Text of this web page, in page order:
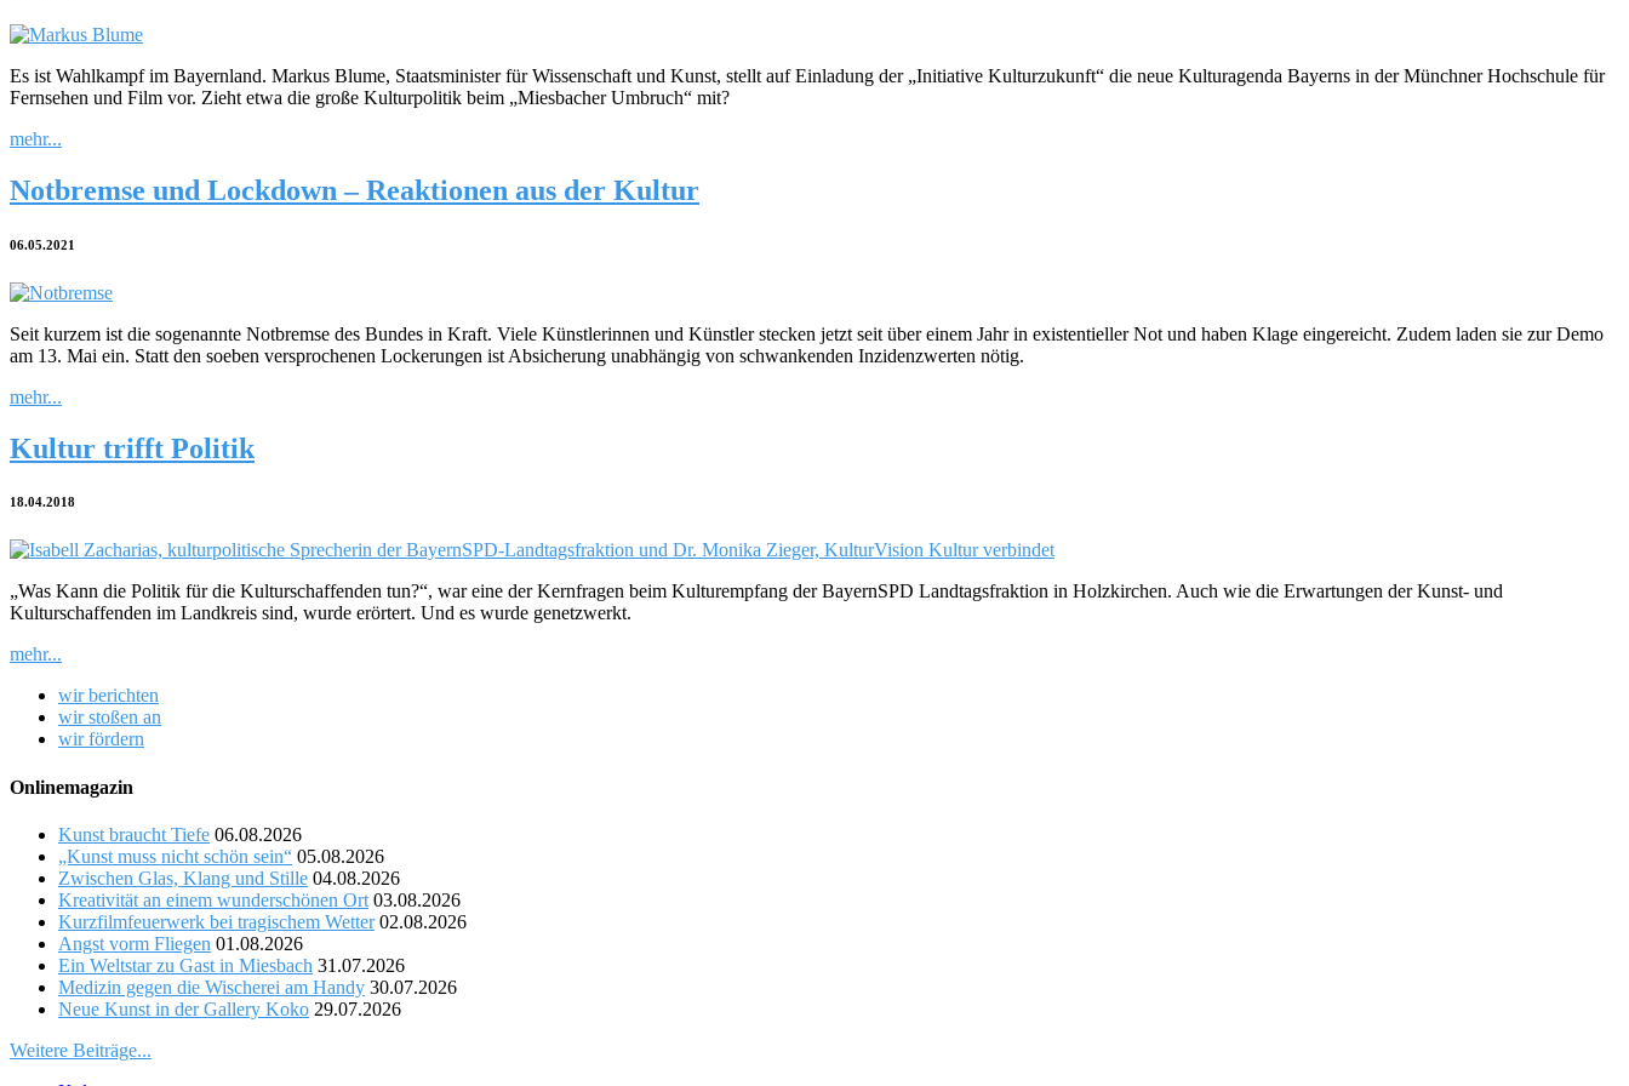
Es ist Wahlkampf im Bayernland. Markus Blume, Staatsminister für Wissenschaft und Kunst, stellt auf Einladung der „Initiative Kulturzukunft“ die neue Kulturagenda Bayerns in der Münchner Hochschule für
Fernsehen und Film vor. Zieht etwa die große Kulturpolitik beim „Miesbacher Umbruch“ mit?
mehr...
Notbremse und Lockdown – Reaktionen aus der Kultur
06.05.2021
Seit kurzem ist die sogenannte Notbremse des Bundes in Kraft. Viele Künstlerinnen und Künstler stecken jetzt seit über einem Jahr in existentieller Not und haben Klage eingereicht. Zudem laden sie zur Demo
am 13. Mai ein. Statt den soeben versprochenen Lockerungen ist Absicherung unabhängig von schwankenden Inzidenzwerten nötig.
mehr...
Kultur trifft Politik
18.04.2018
„Was Kann die Politik für die Kulturschaffenden tun?“, war eine der Kernfragen beim Kulturempfang der BayernSPD Landtagsfraktion in Holzkirchen. Auch wie die Erwartungen der Kunst- und
Kulturschaffenden im Landkreis sind, wurde erörtert. Und es wurde genetzwerkt.
mehr...
wir berichten
wir stoßen an
wir fördern
Onlinemagazin
Kunst braucht Tiefe 06.08.2026
„Kunst muss nicht schön sein“ 05.08.2026
Zwischen Glas, Klang und Stille 04.08.2026
Kreativität an einem wunderschönen Ort 03.08.2026
Kurzfilmfeuerwerk bei tragischem Wetter 02.08.2026
Angst vorm Fliegen 01.08.2026
Ein Weltstar zu Gast in Miesbach 31.07.2026
Medizin gegen die Wischerei am Handy 30.07.2026
Neue Kunst in der Gallery Koko 29.07.2026
Weitere Beiträge...